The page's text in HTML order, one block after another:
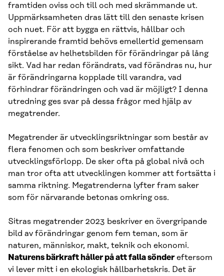
framtiden oviss och till och med skrämmande ut.
Uppmärksamheten dras lätt till den senaste krisen
och nuet. För att bygga en rättvis, hållbar och
inspirerande framtid behövs emellertid gemensam
förståelse av helhetsbilden för förändringar på lång
sikt. Vad har redan förändrats, vad förändras nu, hur
är förändringarna kopplade till varandra, vad
förhindrar förändringen och vad är möjligt? I denna
utredning ges svar på dessa frågor med hjälp av
megatrender.
Megatrender är utvecklingsriktningar som består av
flera fenomen och som beskriver omfattande
utvecklingsförlopp. De sker ofta på global nivå och
man tror ofta att utvecklingen kommer att fortsätta i
samma riktning. Megatrenderna lyfter fram saker
som för närvarande betonas omkring oss.
Sitras megatrender 2023 beskriver en övergripande
bild av förändringar genom fem teman, som är
naturen, människor, makt, teknik och ekonomi.
Naturens bärkraft håller på att falla sönder eftersom
vi lever mitt i en ekologisk hållbarhetskris. Det är